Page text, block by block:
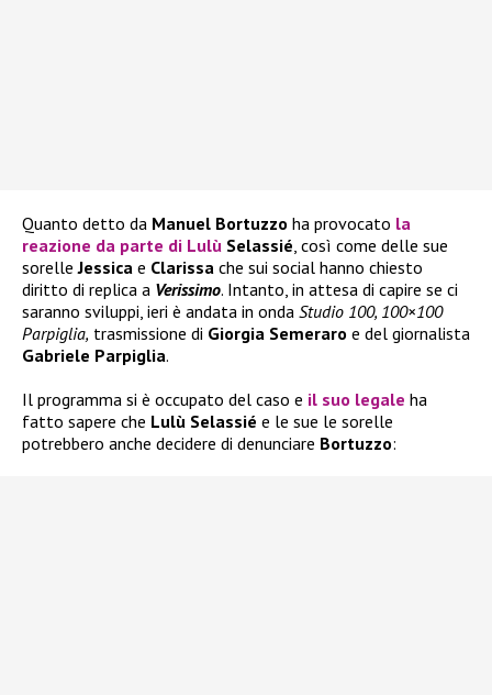
Quanto detto da Manuel Bortuzzo ha provocato la
reazione da parte di Lulù Selassié , così come delle sue
sorelleJessica e Clarissa che sui social hanno chiesto
diritto di replica a Verissimo. Intanto, in attesa di capire se ci
saranno sviluppi, ieri è andata in onda Studio 100, 100×100
Parpiglia, trasmissione di Giorgia Semeraro e del giornalista
Gabriele Parpiglia.
Il programma si è occupato del caso e il suo legale ha
fatto sapere che Lulù Selassié e le sue le sorelle
potrebbero anche decidere di denunciare Bortuzzo: